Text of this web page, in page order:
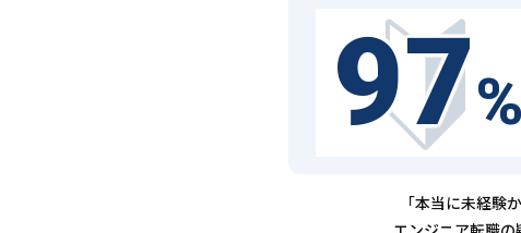
97%
「本当に未経験